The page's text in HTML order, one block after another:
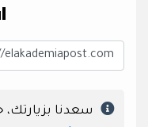
سعدنا